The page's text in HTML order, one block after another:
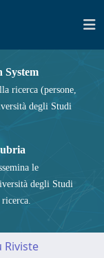
System
ricerca (persone,
degli Studi
le
degli Studi
Riviste